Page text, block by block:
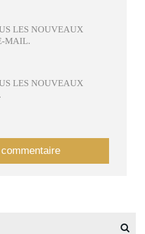
LES NOUVEAUX
MAIL.
LES NOUVEAUX